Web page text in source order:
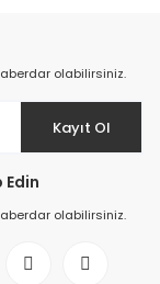
olabilirsiniz.
Kayıt Ol
olabilirsiniz.